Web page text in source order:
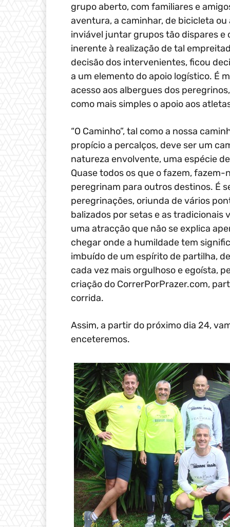
grupo aberto, com familiares e
aventura, a caminhar, de bicicleta
inviável juntar grupos tão dispares
inerente à realização de tal
decisão dos intervenientes, ficou
a um elemento do apoio logístico. É
acesso aos albergues dos
como mais simples o apoio aos
“O Caminho”, tal como a nossa
propício a percalços, deve ser um
natureza envolvente, uma espécie
Quase todos os que o fazem,
peregrinam para outros destinos. É
peregrinações, oriunda de vários
balizados por setas e as tradicionais
uma atracção que não se explica
chegar onde a humildade tem
imbuído de um espírito de partilha,
cada vez mais orgulhoso e egoísta,
criação do CorrerPorPrazer.com,
corrida.
Assim, a partir do próximo dia 24,
enceteremos.